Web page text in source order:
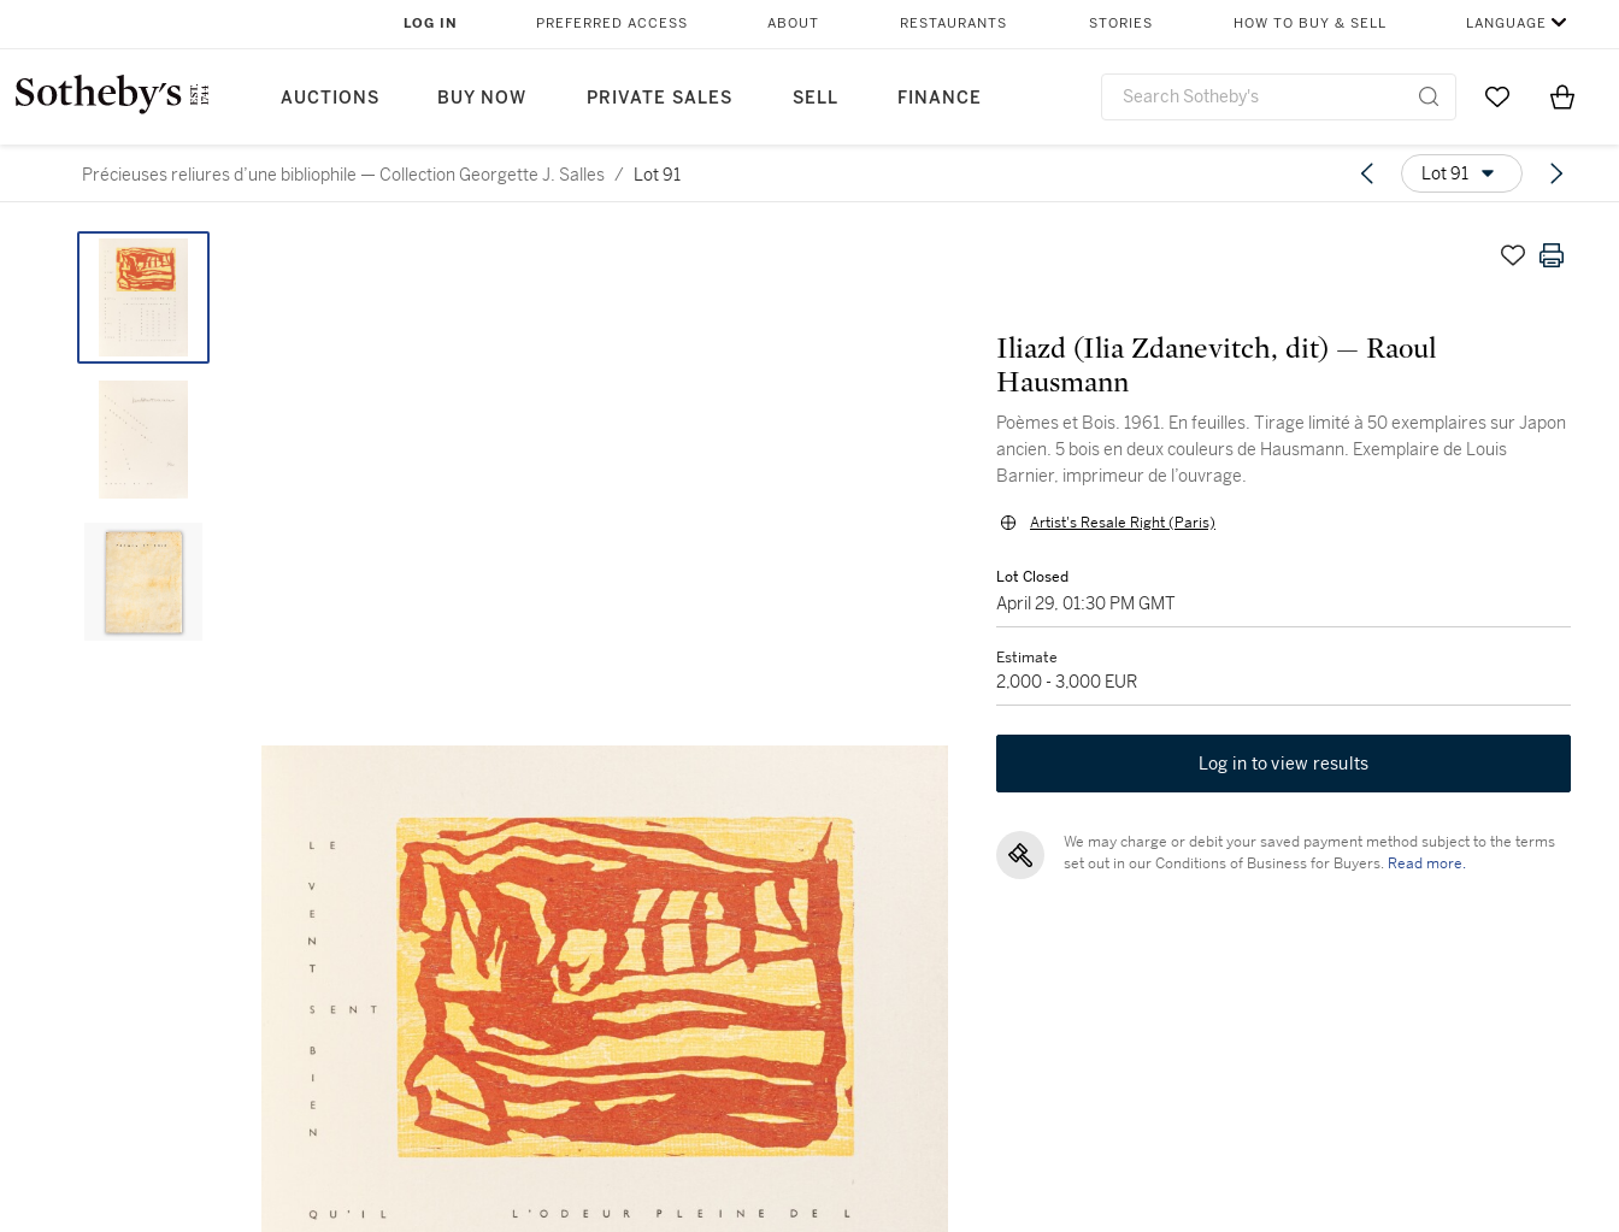
AUCTIONS BUY NOW PRIVATE SALES SELL FINANCE
LOG IN PREFERRED ACCESS ABOUT RESTAURANTS STORIES HOW TO BUY & SELL LANGUAGE
Go to MyItems
Précieuses reliures d’une bibliophile — Collection Georgette J. Salles / Lot 91 Lot 91
Iliazd (Ilia Zdanevitch, dit) — Raoul
Hausmann
Poèmes et Bois. 1961. En feuilles. Tirage limité à 50 exemplaires sur Japon
ancien. 5 bois en deux couleurs de Hausmann. Exemplaire de Louis
Barnier, imprimeur de l’ouvrage.
Artist's Resale Right (Paris)
Lot Closed
April 29, 01:30 PM GMT
Estimate
2,000 - 3,000 EUR
Log in to view results
We may charge or debit your saved payment method subject to the terms
set out in our Conditions of Business for Buyers. Read more.